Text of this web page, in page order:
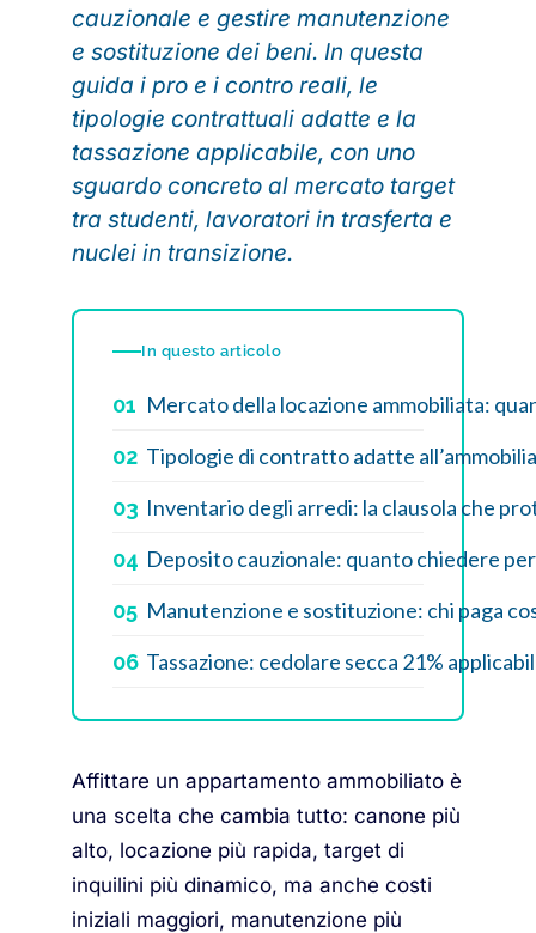
cauzionale e gestire manutenzione
e sostituzione dei beni. In questa
guida i pro e i contro reali, le
tipologie contrattuali adatte e la
tassazione applicabile, con uno
sguardo concreto al mercato target
tra studenti, lavoratori in trasferta e
nuclei in transizione.
In questo articolo
01 Mercato della locazione ammobiliata:
02 Tipologie di contratto adatte
03 Inventario degli arredi: la clausola che
04 Deposito cauzionale: quanto chiedere
05 Manutenzione e sostituzione: chi paga
06 Tassazione: cedolare secca 21%
Affittare un appartamento ammobiliato è
una scelta che cambia tutto: canone più
alto, locazione più rapida, target di
inquilini più dinamico, ma anche costi
iniziali maggiori, manutenzione più